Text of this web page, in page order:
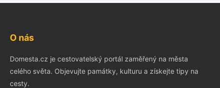
O nás
Domesta.cz je cestovatelský portál zaměřený na města
celého světa. Objevujte památky, kulturu a získejte tipy na
cesty.